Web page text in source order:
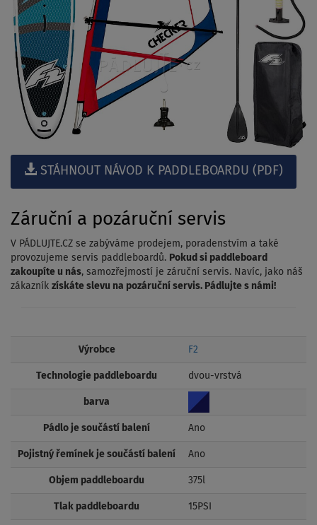
STÁHNOUT NÁVOD K PADDLEBOARDU (PDF)
Záruční a pozáruční servis
V PÁDLUJTE.CZ se zabýváme prodejem, poradenstvím a také
provozujeme servis paddleboardů. Pokud si paddleboard
zakoupíte u nás, samozřejmostí je záruční servis. Navíc, jako náš
zákazník získáte slevu na pozáruční servis. Pádlujte s námi!
Výrobce F2
Technologie paddleboardu dvou-vrstvá
barva
Pádlo je součástí balení Ano
Pojistný řemínek je součástí balení Ano
Objem paddleboardu 375l
Tlak paddleboardu 15PSI